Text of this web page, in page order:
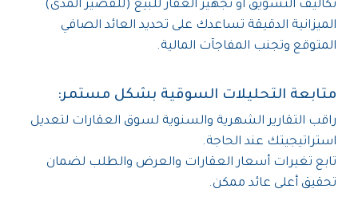
تكاليف التسويق أو تجهيز العقار للبيع (للقصير المدى)
الميزانية الدقيقة تساعدك على تحديد العائد الصافي
المتوقع وتجنب المفاجآت المالية.
متابعة التحليلات السوقية بشكل مستمر:
راقب التقارير الشهرية والسنوية لسوق العقارات لتعديل
استراتيجيتك عند الحاجة.
تابع تغيرات أسعار العقارات والعرض والطلب لضمان
تحقيق أعلى عائد ممكن.